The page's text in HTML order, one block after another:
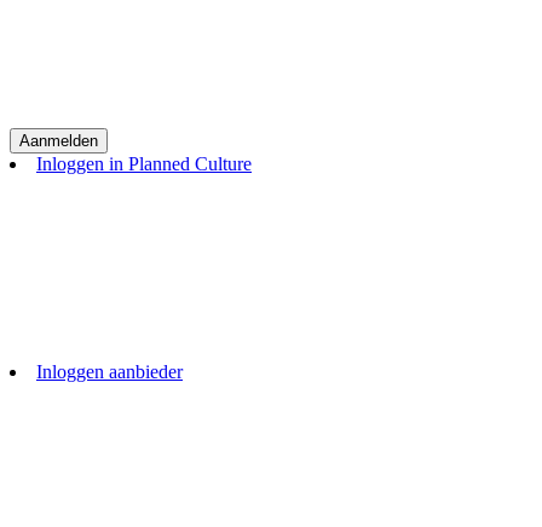
Aanmelden
Inloggen in Planned Culture
Inloggen aanbieder